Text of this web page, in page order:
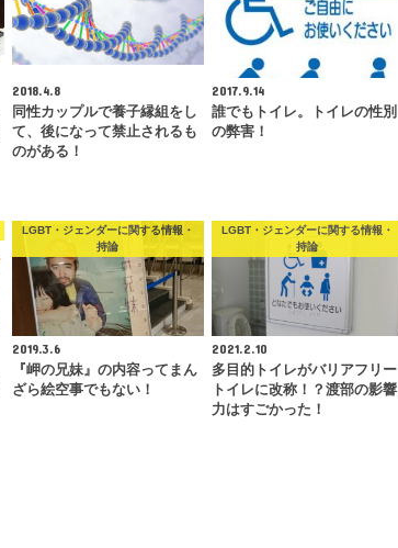
2018.4.8
同性カップルで養子縁組をし
て、後になって禁止されるも
のがある！
2017.9.14
誰でもトイレ。トイレの性別
の弊害！
LGBT・ジェンダーに関する情報・
持論
2019.3.6
『岬の兄妹』の内容ってまん
ざら絵空事でもない！
LGBT・ジェンダーに関する情報・
持論
2021.2.10
多目的トイレがバリアフリー
トイレに改称！？渡部の影響
力はすごかった！